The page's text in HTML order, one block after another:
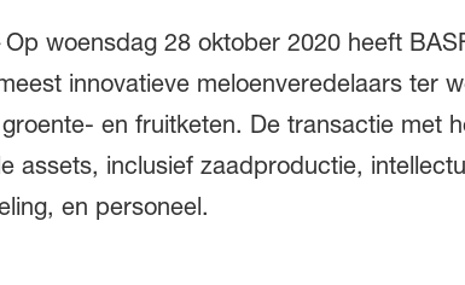
Op woensdag 28 oktober 2020 heeft
innovatieve meloenveredelaars ter
en fruitketen. De transactie met
assets, inclusief zaadproductie,
en personeel.